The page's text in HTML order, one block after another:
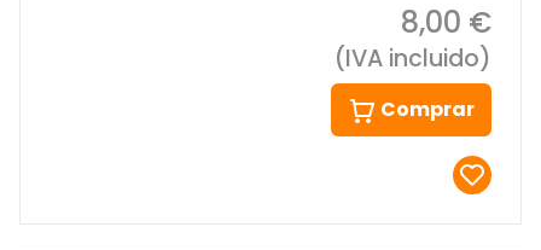
8,00 €
(IVA incluido)
Comprar